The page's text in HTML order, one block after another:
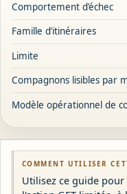
Comportement d’échec
Famille d’itinéraires
Limite
Compagnons lisibles par
Modèle opérationnel de
COMMENT UTILISER
Utilisez ce guide